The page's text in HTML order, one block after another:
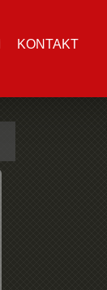
KONTAKT